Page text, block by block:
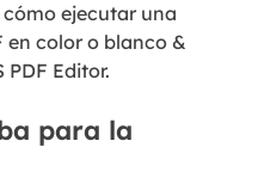
ejecutar una
en color o blanco &
Editor.
para la